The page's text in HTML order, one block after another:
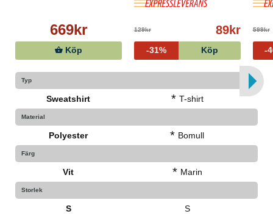
669kr
Köp
129kr 89kr
-31% Köp
599kr
-
Typ
Sweatshirt * T-shirt
Material
Polyester * Bomull
Färg
Vit * Marin
Storlek
S S